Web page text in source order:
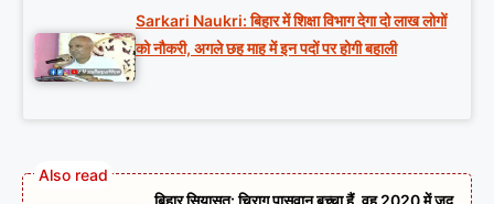
Sarkari Naukri: बिहार में शिक्षा विभाग देगा दो लाख लोगों
को नौकरी, अगले छह माह में इन पदों पर होगी बहाली